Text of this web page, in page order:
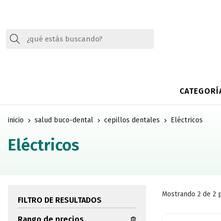
Buscar
inicio salud buco-dental cepillos dentales Eléctricos
Eléctricos
Mostrando 2 de 2
FILTRO DE RESULTADOS